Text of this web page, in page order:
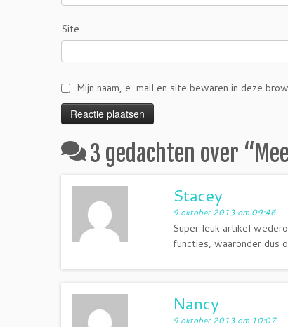
Site
Mijn naam, e-mail en site bewaren in deze
3 gedachten over “
Stacey
9 oktober 2013 om 09:46
Super leuk artikel
functies, waaronder dus
Nancy
9 oktober 2013 om 10:07